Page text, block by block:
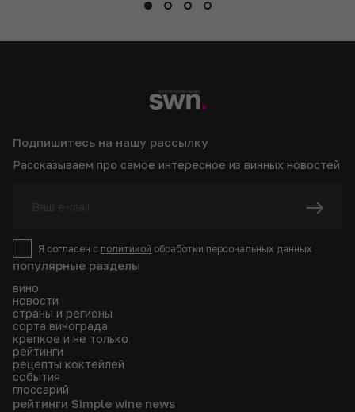
популярные разделы
вино
новости
страны и регионы
сорта винограда
крепкое и не только
рейтинги
рецепты коктейлей
события
глоссарий
рейтинги Simple wine news
Подпишитесь на нашу рассылку
Рассказываем про самое интересное из винных новостей
Я согласен с политикой обработки персональных данных